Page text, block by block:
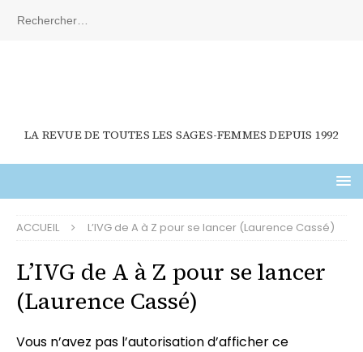
LA REVUE DE TOUTES LES SAGES-FEMMES DEPUIS 1992
ACCUEIL L’IVG de A à Z pour se lancer (Laurence Cassé)
L’IVG de A à Z pour se lancer
(Laurence Cassé)
Vous n’avez pas l’autorisation d’afficher ce